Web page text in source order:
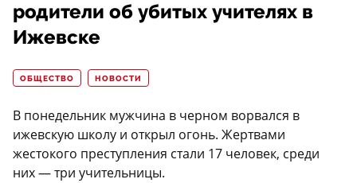
родители об убитых учителях в
Ижевске
ОБЩЕСТВО НОВОСТИ
В понедельник мужчина в черном ворвался в
ижевскую школу и открыл огонь. Жертвами
жестокого преступления стали 17 человек, среди
них — три учительницы.